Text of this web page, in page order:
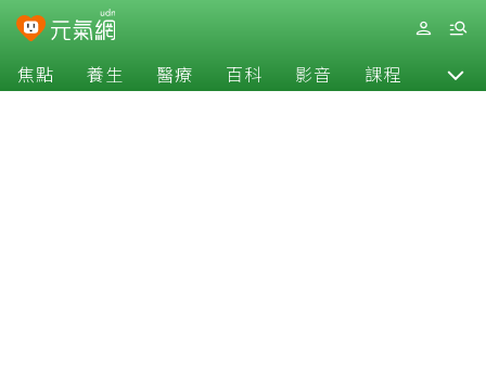
焦點 養生 醫療 百科 影音 課程 退休